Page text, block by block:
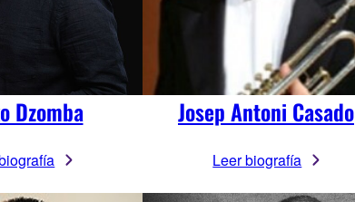
Dzomba Josep Antoni Casado
Leer biografía